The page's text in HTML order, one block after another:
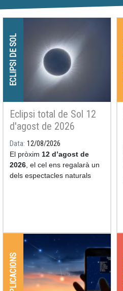
ECLIPSI DE SOL
Eclipsi total de Sol 12
d'agost de 2026
Data 12/08/2026
El pròxim 12 d’agost de
2026 , el cel ens regalarà un
dels espectacles naturals
APLICACIONS